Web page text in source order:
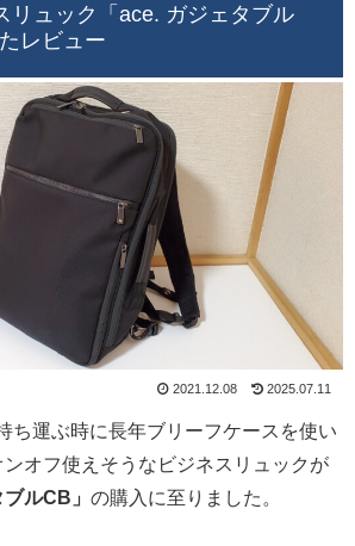
リュック「ace. ガジェタブル
レビュー
2021.12.08 2025.07.11
ち運ぶ時に長年ブリーフケースを使い
オフ使えそうなビジネスリュックが
ブルCB」 の購入に至りました。